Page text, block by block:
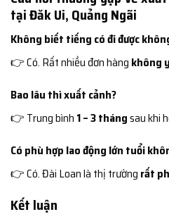
tại Đăk Ui, Quảng Ngãi
Không biết tiếng có đi được
👉 Có. Rất nhiều đơn hàng không
Bao lâu thì xuất cảnh?
👉 Trung bình 1 – 3 thángsau khi
Có phù hợp lao động lớn tuổi
👉 Có. Đài Loan là thị trường rất
Kết luận